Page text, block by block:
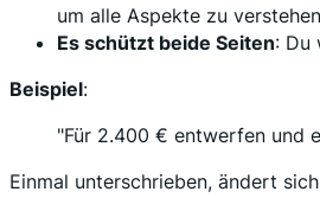
um alle Aspekte zu
Es schützt beide Seiten: Du
Beispiel:
"Für 2.400 € entwerfen und
Einmal unterschrieben, ändert